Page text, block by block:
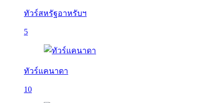
ทัวร์สหรัฐอาหรับฯ
5
ทัวร์แคนาดา
10